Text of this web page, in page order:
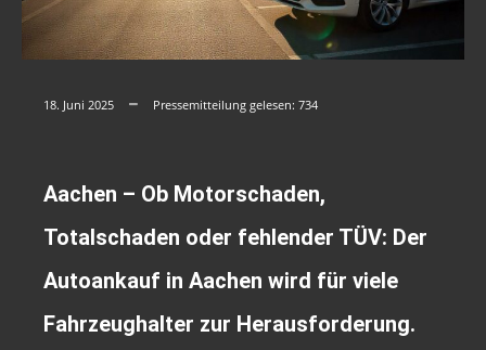
18. Juni 2025 Pressemitteilung gelesen: 734
Aachen – Ob Motorschaden,
Totalschaden oder fehlender TÜV: Der
Autoankauf in Aachen wird für viele
Fahrzeughalter zur Herausforderung.